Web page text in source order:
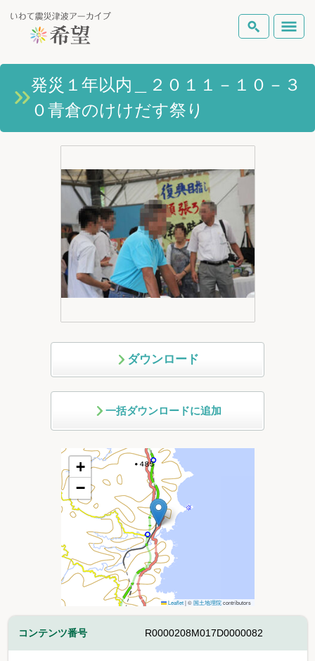
いわて震災津波アーカイブとは
岩手県の被害状況
ピックアップコンテンツ
Foreign Laguage
検索
発災１年以内＿２０１１－１０－３
０青倉のけけだす祭り
ダウンロード
一括ダウンロードに追加
+
−
Leaflet |©国土地理院contributors
コンテンツ番号 R0000208M017D0000082